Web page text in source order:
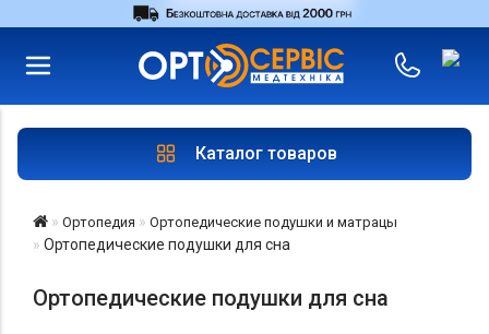
Магазины
UA Войти
Каталог товаров
Ортопедия Ортопедические подушки и матрацы
Ортопедические подушки для сна
Ортопедические подушки для сна